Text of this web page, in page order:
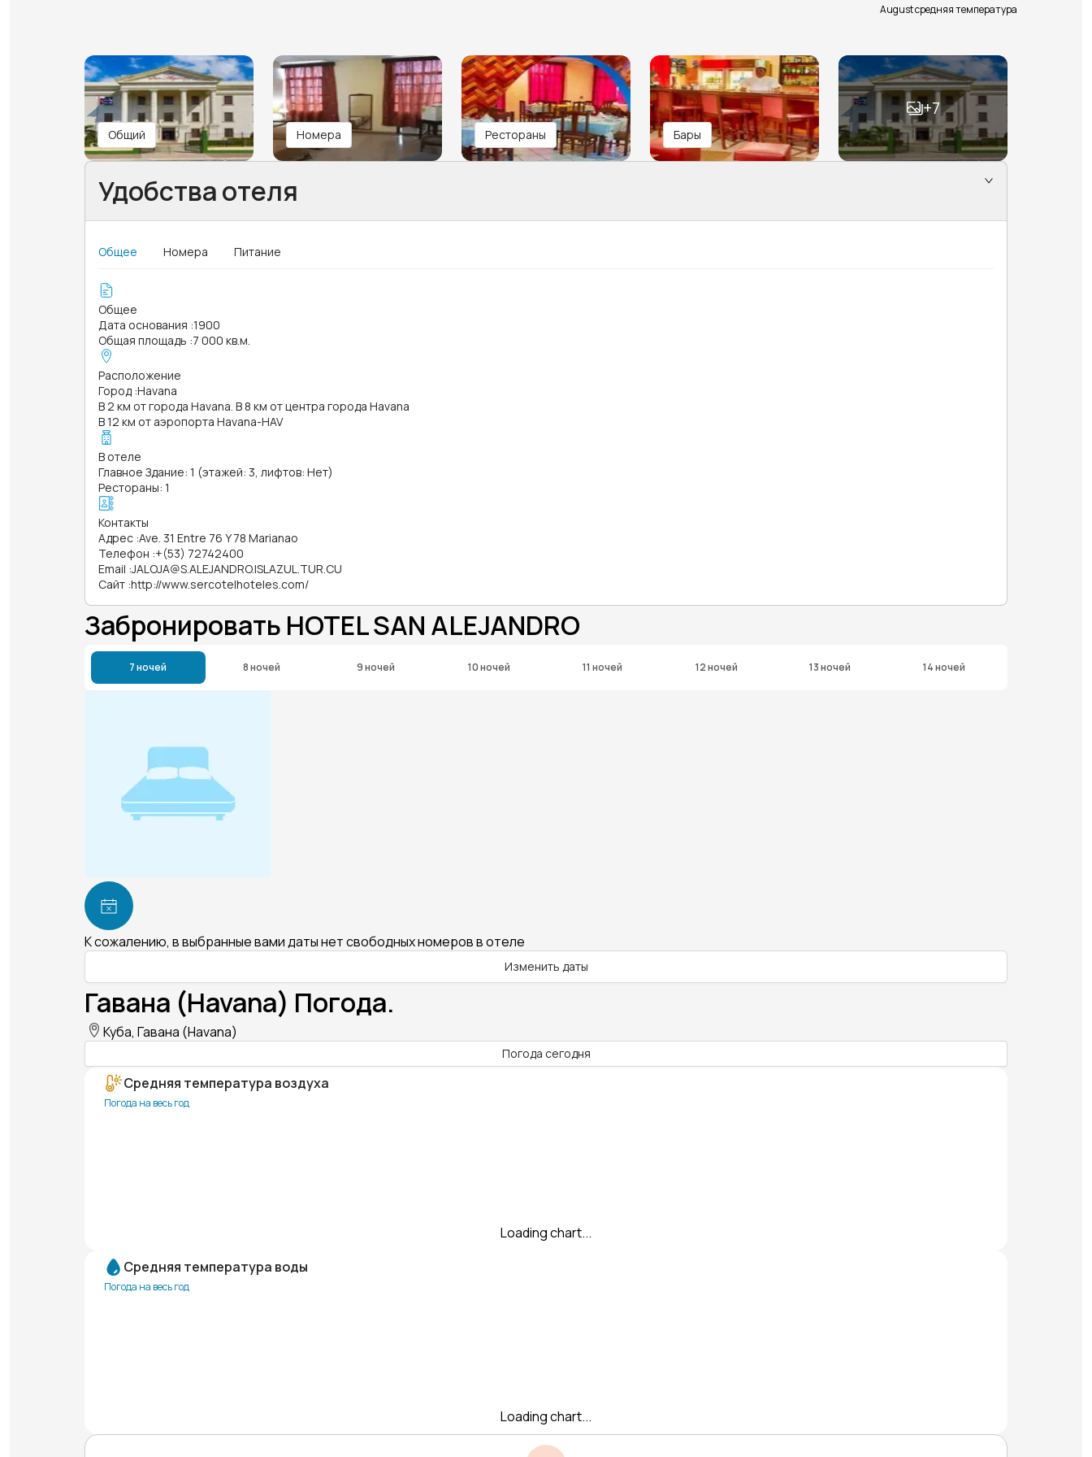
August средняя температура
Общий Номера Рестораны Бары
+7
Удобства отеля
Общее Номера Питание
Общее
Дата основания :1900
Общая площадь :7 000 кв.м.
Расположение
Город :Havana
В 2 км от города Havana. В 8 км от центра города Havana
В 12 км от аэропорта Havana-HAV
В отеле
Главное Здание: 1 (этажей: 3, лифтов: Нет)
Рестораны: 1
Контакты
Адрес :Ave. 31 Entre 76 Y 78 Marianao
Телефон :+(53) 72742400
Email :JALOJA@S.ALEJANDRO.ISLAZUL.TUR.CU
Сайт :http://www.sercotelhoteles.com/
Забронировать HOTEL SAN ALEJANDRO
7 ночей 8 ночей 9 ночей 10 ночей 11 ночей 12 ночей 13 ночей 14 ночей
К сожалению, в выбранные вами даты нет свободных номеров в отеле
Изменить даты
Гавана (Havana) Погода.
Куба, Гавана (Havana)
Погода сегодня
Средняя температура воздуха
Погода на весь год
Loading chart...
Средняя температура воды
Погода на весь год
Loading chart...